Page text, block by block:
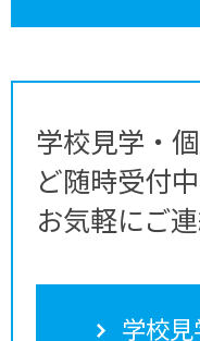
学校見学・
ど随時受付
お気軽にご
学校